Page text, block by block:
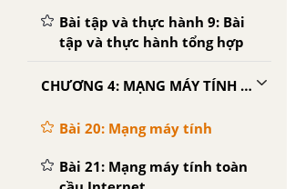
Bài tập và thực hành 9: Bài
tập và thực hành tổng hợp
CHƯƠNG 4: MẠNG MÁY TÍNH VÀ INTERNET
Bài 20: Mạng máy tính
Bài 21: Mạng máy tính toàn